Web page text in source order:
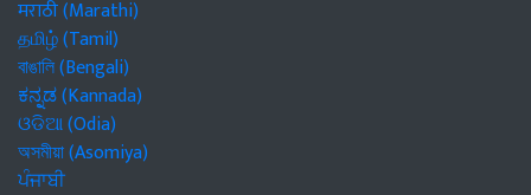
मराठी (Marathi)
தமிழ் (Tamil)
বাঙালি (Bengali)
ಕನ್ನಡ (Kannada)
ଓଡିଆ (Odia)
অসমীয়া (Asomiya)
ਪੰਜਾਬੀ